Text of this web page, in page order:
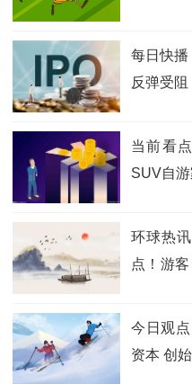
每日快播
反弹受阻
当前看
SUV自
环球热
点！游
今日观
资本 创